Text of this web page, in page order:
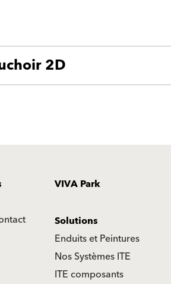
2D
VIVA Park
Solutions
Enduits et Peintures
Nos Systèmes ITE
ITE composants